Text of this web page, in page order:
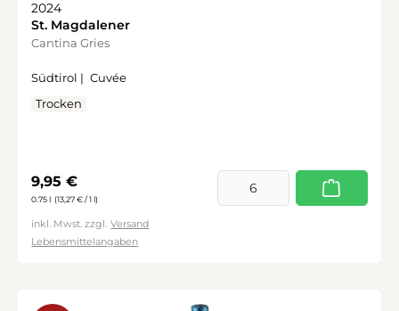
2024
St. Magdalener
Cantina Gries
Südtirol | Cuvée
Trocken
Regulärer Preis:
9,95 €
0.75 l (13,27 € / 1 l)
inkl. Mwst. zzgl. Versand
Lebensmittelangaben